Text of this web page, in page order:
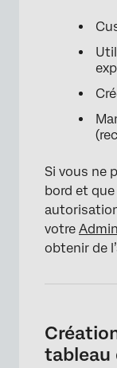
Si vous ne
bord et
votre
obtenir de
tableau